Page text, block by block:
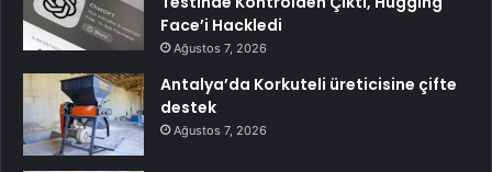
Face’i Hackledi
Ağustos 7, 2026
Antalya’da Korkuteli üreticisine çifte
destek
Ağustos 7, 2026